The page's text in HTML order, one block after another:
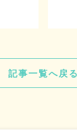
記事一覧へ戻る